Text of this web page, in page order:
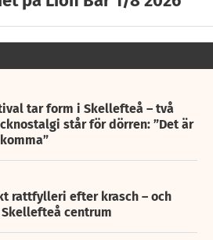
tar form i Skellefteå – två
står för dörren: ”Det är
rattfylleri efter krasch – och
centrum